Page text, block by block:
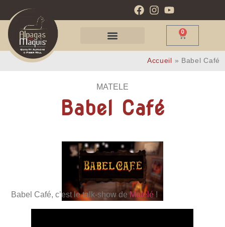
0
Accueil » Babel Café
MATELE
Babel Café
Babel Café, c’est le talk-show deMatélé !